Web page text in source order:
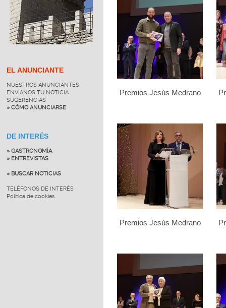
EL ANUNCIANTE
NUESTROS ANUNCIANTES
ENVÍANOS TU NOTICIA
SUGERENCIAS
» CÓMO ANUNCIARSE
DE INTERÉS
» GASTRONOMÍA
» ENTREVISTAS
» BUSCAR NOTICIAS
TELÉFONOS DE INTERÉS
Política de cookies
Premios Jesús Medrano
Premios Jesús Medrano